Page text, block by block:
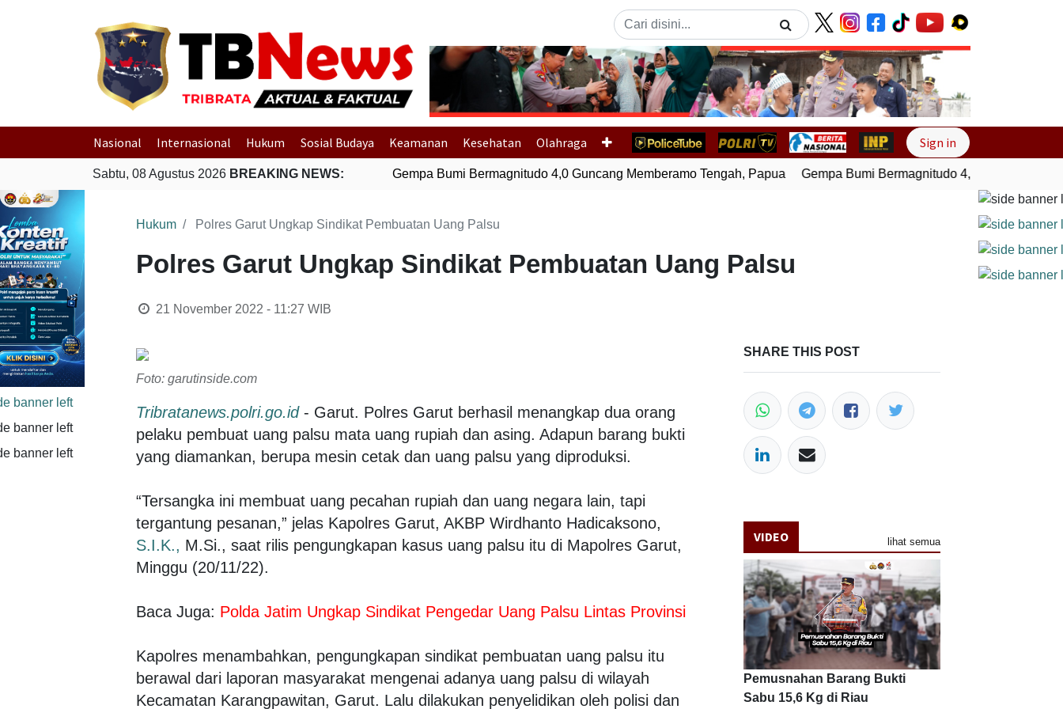
Previous Next
Nasional Internasional Hukum Sosial Budaya Keamanan Kesehatan Olahraga Sign in
Sabtu, 08 Agustus 2026 BREAKING NEWS: Gempa Bumi Bermagnitudo 4,0 Guncang Memberamo Tengah, Papua Gempa Bumi Bermagnitudo 4,0 Guncang
Hukum Polres Garut Ungkap Sindikat Pembuatan Uang Palsu
Polres Garut Ungkap Sindikat Pembuatan Uang Palsu
21 November 2022 - 11:27 WIB
Foto: garutinside.com
Tribratanews.polri.go.id- Garut. Polres Garut berhasil menangkap dua orang
pelaku pembuat uang palsu mata uang rupiah dan asing. Adapun barang bukti
yang diamankan, berupa mesin cetak dan uang palsu yang diproduksi.
“Tersangka ini membuat uang pecahan rupiah dan uang negara lain, tapi
tergantung pesanan,” jelas Kapolres Garut, AKBP Wirdhanto Hadicaksono,
S.I.K., M.Si., saat rilis pengungkapan kasus uang palsu itu di Mapolres Garut,
Minggu (20/11/22).
Baca Juga: Polda Jatim Ungkap Sindikat Pengedar Uang Palsu Lintas Provinsi
Kapolres menambahkan, pengungkapan sindikat pembuatan uang palsu itu
berawal dari laporan masyarakat mengenai adanya uang palsu di wilayah
Kecamatan Karangpawitan, Garut. Lalu dilakukan penyelidikan oleh polisi dan
SHARE THIS POST
VIDEO lihat semua
Pemusnahan Barang Bukti
Sabu 15,6 Kg di Riau